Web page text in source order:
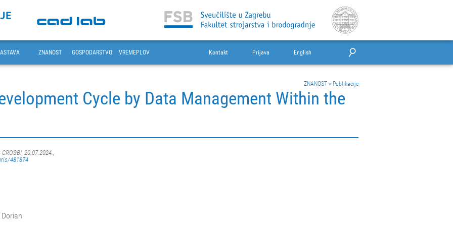
ZNANOST GOSPODARSTVO VREMEPLOV Kontakt Prijava English
ZNANOST > Publikacije
Cycle by Data Management Within the
20.07.2024.,
481874